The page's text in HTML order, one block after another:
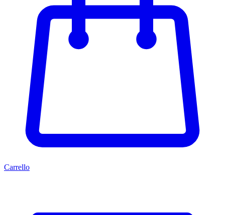
Carrello